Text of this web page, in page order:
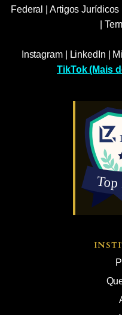
Federal
Artigos Jurídicos
|
Instagram| LinkedIn
TikTok (Mais